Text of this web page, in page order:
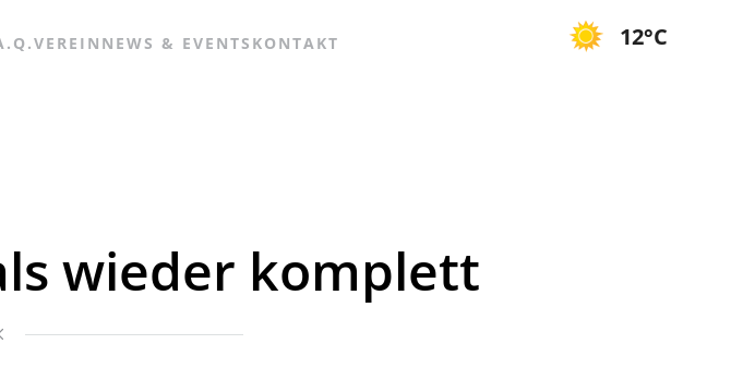
VEREIN NEWS & EVENTS KONTAKT 12°C
wieder komplett